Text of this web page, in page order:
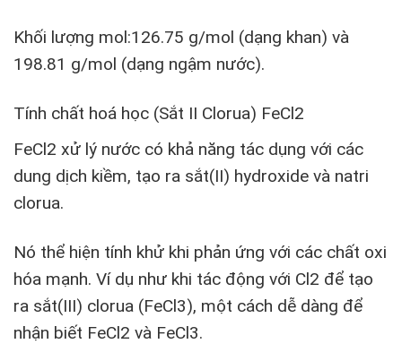
Khối lượng mol:126.75 g/mol (dạng khan) và
198.81 g/mol (dạng ngậm nước).
Tính chất hoá học (Sắt II Clorua) FeCl2
FeCl2 xử lý nước có khả năng tác dụng với các
dung dịch kiềm, tạo ra sắt(II) hydroxide và natri
clorua.
Nó thể hiện tính khử khi phản ứng với các chất oxi
hóa mạnh. Ví dụ như khi tác động với Cl2 để tạo
ra sắt(III) clorua (FeCl3), một cách dễ dàng để
nhận biết FeCl2 và FeCl3.